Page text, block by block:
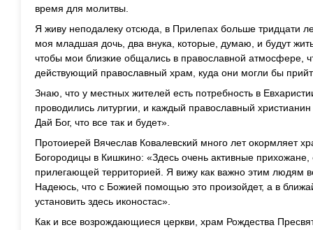
время для молитвы.
Я живу неподалеку отсюда, в Прилепах больше тридцати
моя младшая дочь, два внука, которые, думаю, и будут
чтобы мои близкие общались в православной атмосфере,
действующий православный храм, куда они могли бы
Знаю, что у местных жителей есть потребность в
проводились литургии, и каждый православный
Дай Бог, что все так и будет».
Протоиерей Вячеслав Ковалевский много лет окормляет
Богородицы в Кишкино: «Здесь очень активные
прилегающей территорией. Я вижу как важно этим людям
Надеюсь, что с Божией помощью это произойдет, а в
установить здесь иконостас».
Как и все возрождающиеся церкви, храм Рождества